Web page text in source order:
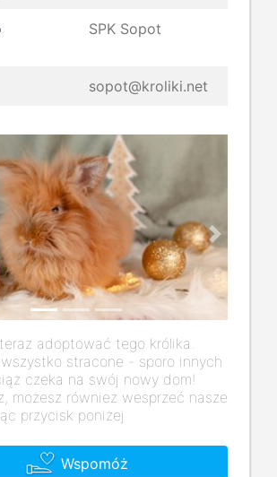
SPK Sopot
sopot@kroliki.net
Next
adoptować tego królika.
stracone - sporo innych
czeka na swój nowy dom!
możesz również wesprzeć nasze
przycisk poniżej
Wspomóż